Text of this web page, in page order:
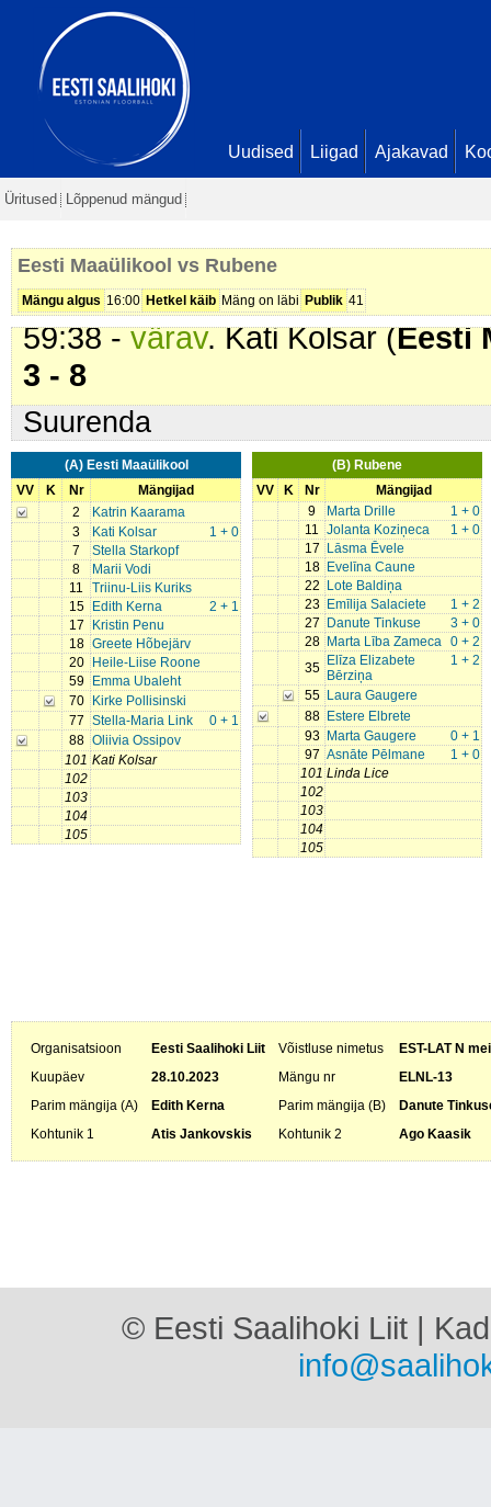
Uudised Liigad Ajakavad
Üritused Lõppenud mängud
Eesti Maaülikool vs Rubene
Mängu algus 16:00 Hetkel käib Mäng on läbi Publik 41
Bērziņa. Seis
53:52 -värav
54:10 -värav
Seis2 - 6
55:00 -värav. Jolanta Koziņeca (
55:34 -värav. Danute Tinkuse (
2 - 8
59:38 -värav. Kati Kolsar (Eesti
3 - 8
Suurenda
(A) Eesti Maaülikool
VV
K Nr
Mängijad
2
Katrin Kaarama
3
1 + 0
Kati Kolsar
7
Stella Starkopf
8
Marii Vodi
11
Triinu-Liis Kuriks
15
2 + 1
Edith Kerna
17
Kristin Penu
18 Greete Hõbejärv
20
Heile-Liise Roone
59
Emma Ubaleht
70
Kirke Pollisinski
77
0 + 1
Stella-Maria Link
88 Oliivia Ossipov
101 Kati Kolsar
102
103
104
105
(B) Rubene
VV
K Nr
Mängijad
9
1 + 0
Marta Drille
11
1 + 0
Jolanta Koziņeca
17
Lāsma Ēvele
18
Evelīna Caune
22
Lote Baldiņa
23
1 + 2
Emīlija Salaciete
27
3 + 0
Danute Tinkuse
28
0 + 2
Marta Lība Zameca
35
1 + 2
Elīza Elizabete
Bērziņa
55
Laura Gaugere
88
Estere Elbrete
93
0 + 1
Marta Gaugere
97
1 + 0
Asnāte Pēlmane
101 Linda Lice
102
103
104
105
Organisatsioon Eesti Saalihoki Liit Võistluse nimetus
EST-LAT N
Kuupäev
28.10.2023 Mängu nr
ELNL-13
Parim mängija (A)
Edith Kerna Parim mängija (B)
Danute
Kohtunik 1
Atis Jankovskis Kohtunik 2 Ago Kaasik
© Eesti Saalihoki Liit |